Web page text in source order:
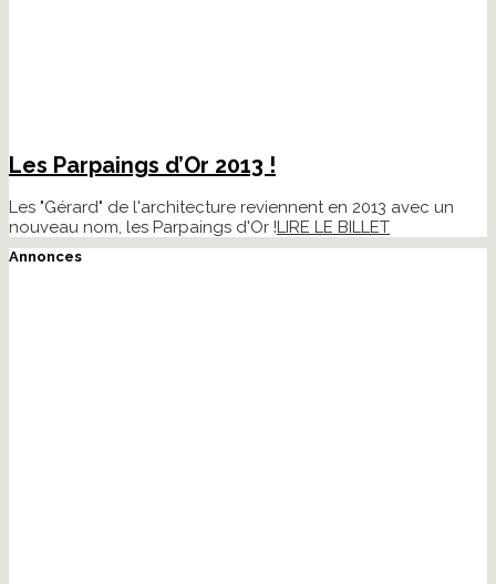
Les Parpaings d’Or 2013 !
Les "Gérard" de l'architecture reviennent en 2013 avec un
nouveau nom, les Parpaings d'Or !LIRE LE BILLET
Annonces